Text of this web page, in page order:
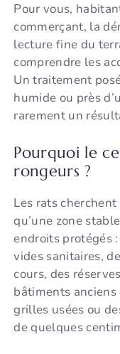
Pour vous,
commerçant, la
lecture fine du
comprendre les
Un traitement
humide ou près
rarement un
Pourquoi le
rongeurs ?
Les rats
qu’une zone
endroits protégés
vides sanitaires,
cours, des
bâtiments
grilles usées ou
de quelques